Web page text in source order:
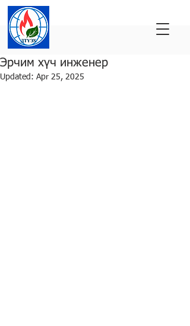
Эрчим хүч инженер
Updated: Apr 25, 2025